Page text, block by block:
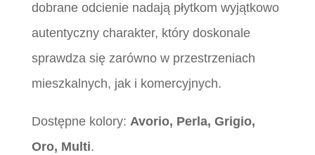
dobrane odcienie nadają płytkom wyjątkowo
autentyczny charakter, który doskonale
sprawdza się zarówno w przestrzeniach
mieszkalnych, jak i komercyjnych.
Dostępne kolory: Avorio, Perla, Grigio,
Oro, Multi.